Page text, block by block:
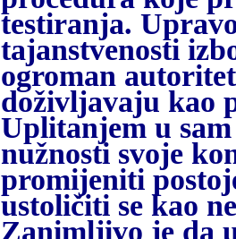
testiranja.
tajanstvenosti
ogroman autoritet
doživljavaju kao
Uplitanjem u
nužnosti svoje
promijeniti
ustoličiti se kao
Zanimljivo je da